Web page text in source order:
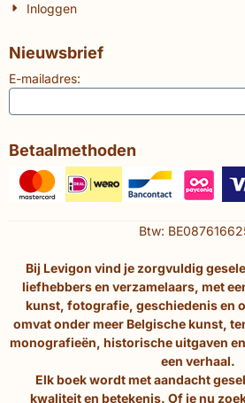
Inloggen
Nieuwsbrief
E-mailadres:
Betaalmethoden
Btw:
Bij Levigon vind je zorgvuldig
liefhebbers en verzamelaars, met
kunst, fotografie, geschiedenis en
omvat onder meer Belgische kunst,
monografieën, historische uitgaven
een verhaal.
Elk boek wordt met aandacht
kwaliteit en betekenis. Of je nu